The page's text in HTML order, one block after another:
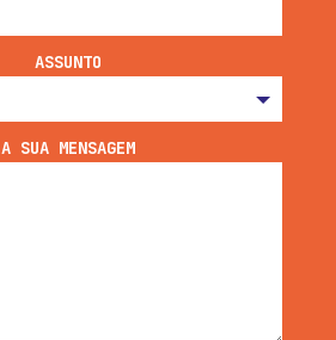
ASSUNTO
A SUA MENSAGEM